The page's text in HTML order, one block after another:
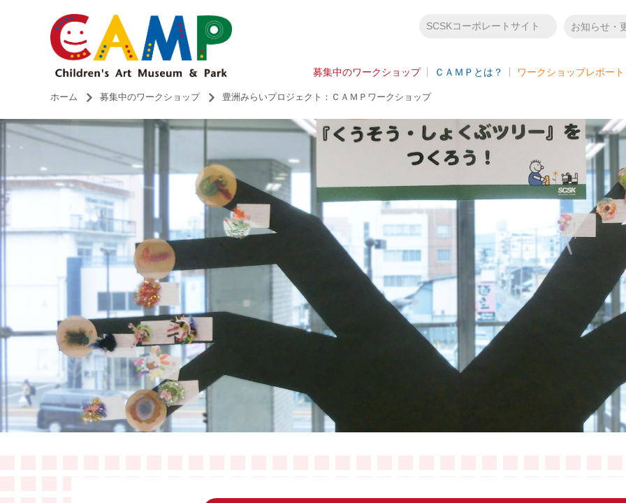
SCSKコーポレートサイト お知らせ・
募集中のワークショップ ＣＡＭＰとは？ ワークショップレポート
ホーム 募集中のワークショップ 豊洲みらいプロジェクト：ＣＡＭＰワークショップ